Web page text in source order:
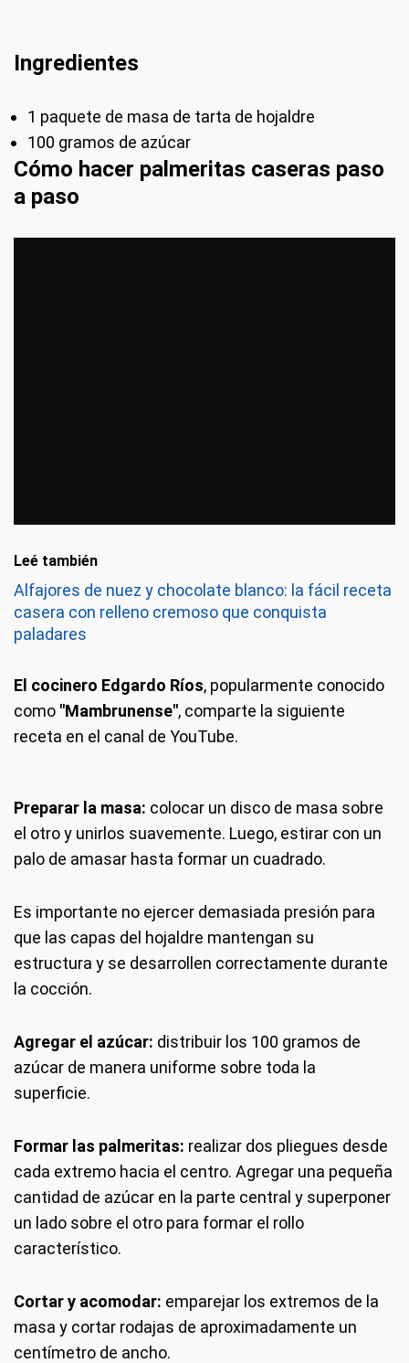
Ingredientes
1 paquete de masa de tarta de hojaldre
100 gramos de azúcar
Cómo hacer palmeritas caseras paso
a paso
Leé también
Alfajores de nuez y chocolate blanco: la fácil receta
casera con relleno cremoso que conquista
paladares
El cocinero Edgardo Ríos, popularmente conocido
como "Mambrunense", comparte la siguiente
receta en el canal de YouTube.
Preparar la masa: colocar un disco de masa sobre
el otro y unirlos suavemente. Luego, estirar con un
palo de amasar hasta formar un cuadrado.
Es importante no ejercer demasiada presión para
que las capas del hojaldre mantengan su
estructura y se desarrollen correctamente durante
la cocción.
Agregar el azúcar: distribuir los 100 gramos de
azúcar de manera uniforme sobre toda la
superficie.
Formar las palmeritas: realizar dos pliegues desde
cada extremo hacia el centro. Agregar una pequeña
cantidad de azúcar en la parte central y superponer
un lado sobre el otro para formar el rollo
característico.
Cortar y acomodar: emparejar los extremos de la
masa y cortar rodajas de aproximadamente un
centímetro de ancho.